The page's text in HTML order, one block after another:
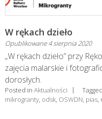
W rękach dzieło
Opublikowane4 sierpnia 2020
„W rękach dzieło” przy
zajęcia malarskie i
dorosłych.
Posted in Aktualności Tagged
mikrogranty odsk OSWDN pias